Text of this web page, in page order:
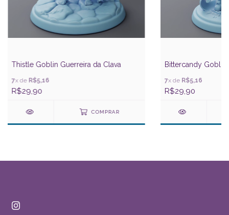
Thistle Goblin Guerreira da Clava
7x de R$5,16
R$29,90
COMPRAR
Bittercandy
7x de R$5,16
R$29,90